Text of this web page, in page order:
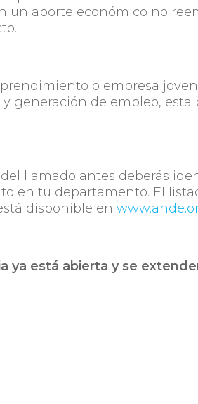
un aporte económico no
o empresa
generación de empleo, esta
llamado antes deberás
en tu departamento. El
disponible en
ya está abierta y se